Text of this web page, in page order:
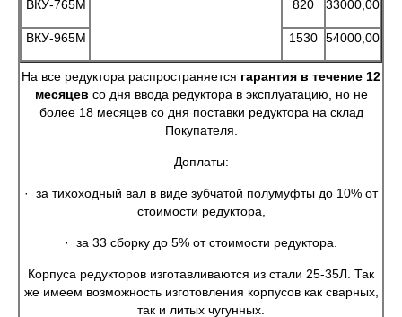
ВКУ-765М 820 33000,00
ВКУ-965М 1530 54000,00
На все редуктора распространяется гарантия в течение 12
месяцев со дня ввода редуктора в эксплуатацию, но не
более 18 месяцев со дня поставки редуктора на склад
Покупателя.
Доплаты:
· за тихоходный вал в виде зубчатой полумуфты до 10% от
стоимости редуктора,
· за 33 сборку до 5% от стоимости редуктора.
Корпуса редукторов изготавливаются из стали 25-35Л. Так
же имеем возможность изготовления корпусов как сварных,
так и литых чугунных.